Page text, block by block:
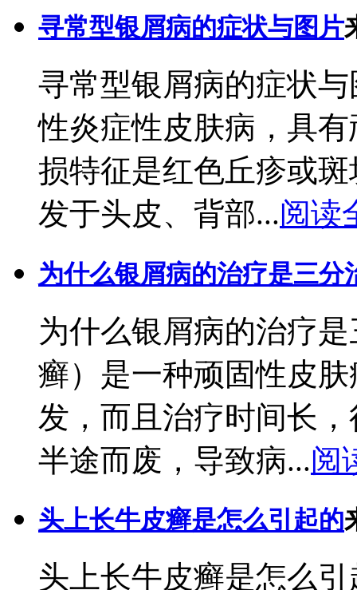
寻常型银屑病的症状与图片
寻常型银屑病的症状
性炎症性皮肤病，具
损特征是红色丘疹或
发于头皮、背部...阅读
为什么银屑病的治疗是三分
为什么银屑病的治疗
癣）是一种顽固性皮
发，而且治疗时间长
半途而废，导致病...阅
头上长牛皮癣是怎么引起的
头上长牛皮癣是怎么